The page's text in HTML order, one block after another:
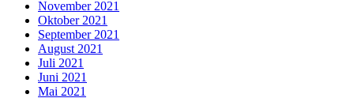
November 2021
Oktober 2021
September 2021
August 2021
Juli 2021
Juni 2021
Mai 2021